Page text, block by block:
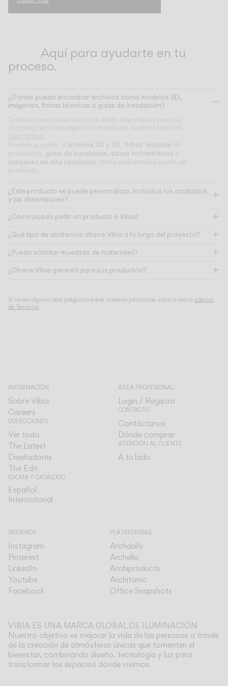
Aquí para ayudarte en tu
proceso.
¿Dónde puedo encontrar archivos como modelos 3D,
imágenes, fichas técnicas o guías de instalación?
Todos los recursos técnicos están disponibles para su
descarga en esta página o a través de nuestra sección
Descargas
Puedes acceder a archivos 2D y 3D fichas técnicas de
productos, guías de instalación datos fotométricos e
imágenes de alta resolución , tanto ambientales como de
producto.
¿Este producto se puede personalizar, incluidos los acabados
y las dimensiones?
¿Cómo puedo pedir un producto a Vibia?
¿Qué tipo de asistencia ofrece Vibia a lo largo del proyecto?
¿Puedo solicitar muestras de materiales?
¿Ofrece Vibia garantía para sus productos?
Si tienes alguna otra pregunta sobre nuestros productos, visita nuestra página
de Servicios.
INFORMACIÓN
Sobre Vibia
Careers
COLECCIONES
Ver todo
The Latest
Diseñadores
The Edit
IDIOMA Y CATÁLOGO
Español
International
ÁREA PROFESIONAL
Login / Registro
CONTACTO
Contáctanos
Dónde comprar
ATENCIÓN AL CLIENTE
A tu lado
SÍGUENOS
Instagram
Pinterest
LinkedIn
Youtube
Facebook
PLATAFORMAS
Archdaily
Archello
Archiproducts
Architonic
Office Snapshots
VIBIA ES UNA MARCA GLOBAL DE ILUMINACIÓN
Nuestro objetivo es mejorar la vida de las personas a través
de la creación de atmósferas únicas que fomenten el
bienestar, combinando diseño, tecnología y luz para
transformar los espacios donde vivimos.